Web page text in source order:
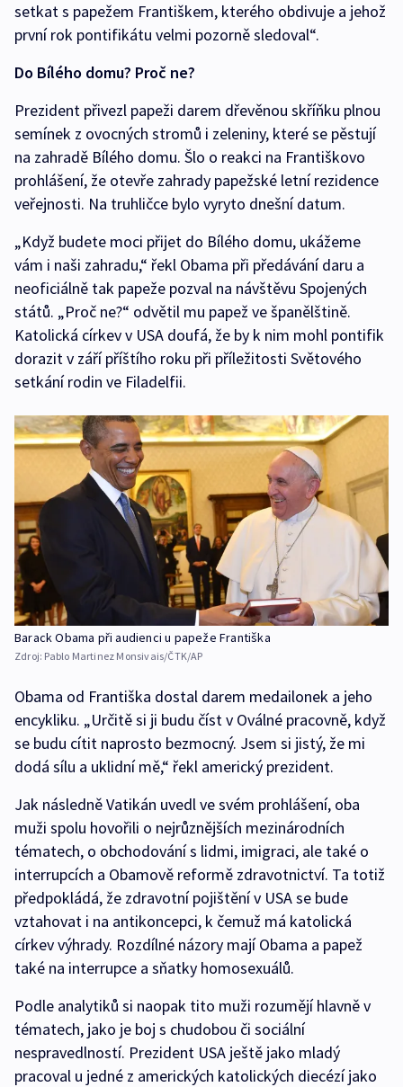
setkat s papežem Františkem, kterého obdivuje a jehož
první rok pontifikátu velmi pozorně sledoval“.
Do Bílého domu? Proč ne?
Prezident přivezl papeži darem dřevěnou skříňku plnou
semínek z ovocných stromů i zeleniny, které se pěstují
na zahradě Bílého domu. Šlo o reakci na Františkovo
prohlášení, že otevře zahrady papežské letní rezidence
veřejnosti. Na truhličce bylo vyryto dnešní datum.
„Když budete moci přijet do Bílého domu, ukážeme
vám i naši zahradu,“ řekl Obama při předávání daru a
neoficiálně tak papeže pozval na návštěvu Spojených
států. „Proč ne?“ odvětil mu papež ve španělštině.
Katolická církev v USA doufá, že by k nim mohl pontifik
dorazit v září příštího roku při příležitosti Světového
setkání rodin ve Filadelfii.
Barack Obama při audienci u papeže Františka
Zdroj: Pablo Martinez Monsivais/ČTK/AP
Obama od Františka dostal darem medailonek a jeho
encykliku. „Určitě si ji budu číst v Oválné pracovně, když
se budu cítit naprosto bezmocný. Jsem si jistý, že mi
dodá sílu a uklidní mě,“ řekl americký prezident.
Jak následně Vatikán uvedl ve svém prohlášení, oba
muži spolu hovořili o nejrůznějších mezinárodních
tématech, o obchodování s lidmi, imigraci, ale také o
interrupcích a Obamově reformě zdravotnictví. Ta totiž
předpokládá, že zdravotní pojištění v USA se bude
vztahovat i na antikoncepci, k čemuž má katolická
církev výhrady. Rozdílné názory mají Obama a papež
také na interrupce a sňatky homosexuálů.
Podle analytiků si naopak tito muži rozumějí hlavně v
tématech, jako je boj s chudobou či sociální
nespravedlností. Prezident USA ještě jako mladý
pracoval u jedné z amerických katolických diecézí jako